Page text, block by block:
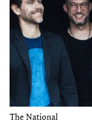
The National